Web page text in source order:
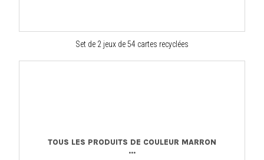
Set de 2 jeux de 54 cartes recyclées
TOUS LES PRODUITS DE COULEUR MARRON
...